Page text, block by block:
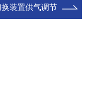
装置供气调节